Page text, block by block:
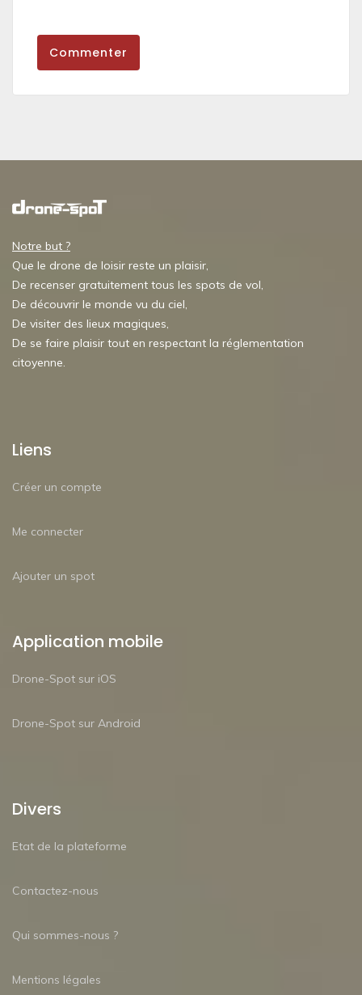
Commenter
Notre but ?
Que le drone de loisir reste un plaisir,
De recenser gratuitement tous les spots de vol,
De découvrir le monde vu du ciel,
De visiter des lieux magiques,
De se faire plaisir tout en respectant la réglementation
citoyenne.
Liens
Créer un compte
Me connecter
Ajouter un spot
Application mobile
Drone-Spot sur iOS
Drone-Spot sur Android
Divers
Etat de la plateforme
Contactez-nous
Qui sommes-nous ?
Mentions légales